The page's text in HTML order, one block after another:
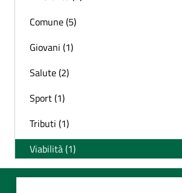
Comune (5)
Giovani (1)
Salute (2)
Sport (1)
Tributi (1)
Viabilità (1)